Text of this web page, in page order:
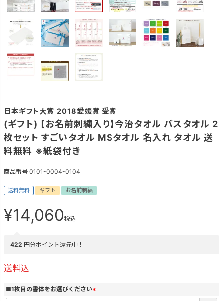
日本ギフト大賞 2018愛媛賞 受賞
(ギフト) 【お名前刺繍入り】今治タオル バスタオル 2
枚セット すごいタオル MSタオル 名入れ タオル 送
料無料 ※紙袋付き
商品番号 0101-0004-0104
送料無料 ギフト お名前刺繍
¥14,060税込
422 円分ポイント還元中！
送料込
■1枚目の書体をお選びください